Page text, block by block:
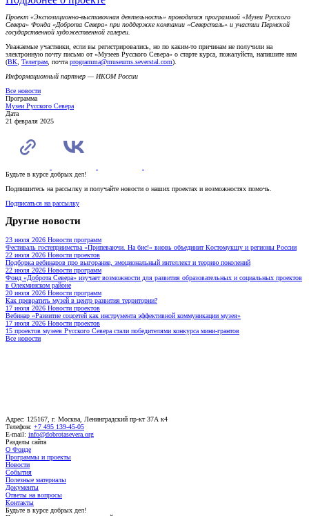
Проект «Экспозиционно-выставочная деятельность» проводится программой «Музеи Русского
Севера» Фонда «Доброта Севера» при поддержке компании «Северсталь» и участии Пермской
государственной художественной галереи.
Уважаемые участники, если вы регистрировались, но по каким-то причинам не получили на
электронную почту письмо от «Музеев Русского Севера» о старте курса, пожалуйста, напишите нам
(ВК Телеграм , почта programma@museums.severstal.com).
Информационный партнер — ИКОМ России
Все новости
Программа
Музеи Русского Севера
Дата
21 февраля 2025
Будьте в курсе добрых дел!
Подпишитесь на рассылку и получайте новости о наших проектах и возможностях помочь.
Подписаться на рассылку
Другие новости
23 июля 2026 Новости программ
Фестиваль гостеприимства «Припеваючи. На бис!» вновь объединит Костомукшу и регионы России
22 июля 2026 Новости проектов
Подборка вебинаров про выгорание, эмоциональный интеллект и теорию поколений
22 июля 2026 Новости программ
Фонд «Доброта Севера» изучает возможности для развития образовательных и социальных проектов
в Олекминском районе
20 июля 2026 Новости программ
Как превратить музей в центр развития территории?
17 июля 2026 Новости проектов
Вебинар «Развитие соцсетей как инструмента эффективной коммуникации музея»
17 июля 2026 Новости проектов
15 проектов музеев Русского Севера стали победителями конкурса мини-грантов
Все новости
Адрес: 125167, г. Москва, Ленинградский пр-кт 37А к4
Телефон: +7 495 139-45-05
E-mail: info@dobrotasevera.org
Разделы сайта
О Фонде
Программы и проекты
Новости
События
Полезные материалы
Документы
Ответы на вопросы
Контакты
Будьте в курсе добрых дел!